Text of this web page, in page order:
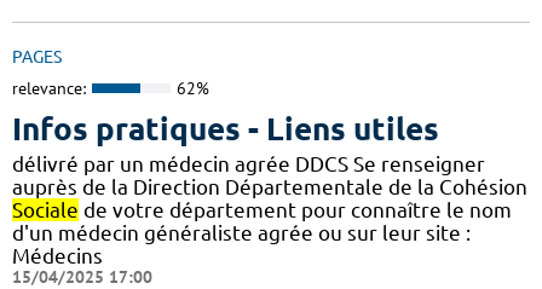
PAGES
relevance: 62%
Infos pratiques - Liens utiles
délivré par un médecin agrée DDCS Se renseigner
auprès de la Direction Départementale de la Cohésion
Sociale de votre département pour connaître le nom
d'un médecin généraliste agrée ou sur leur site :
Médecins
15/04/2025 17:00